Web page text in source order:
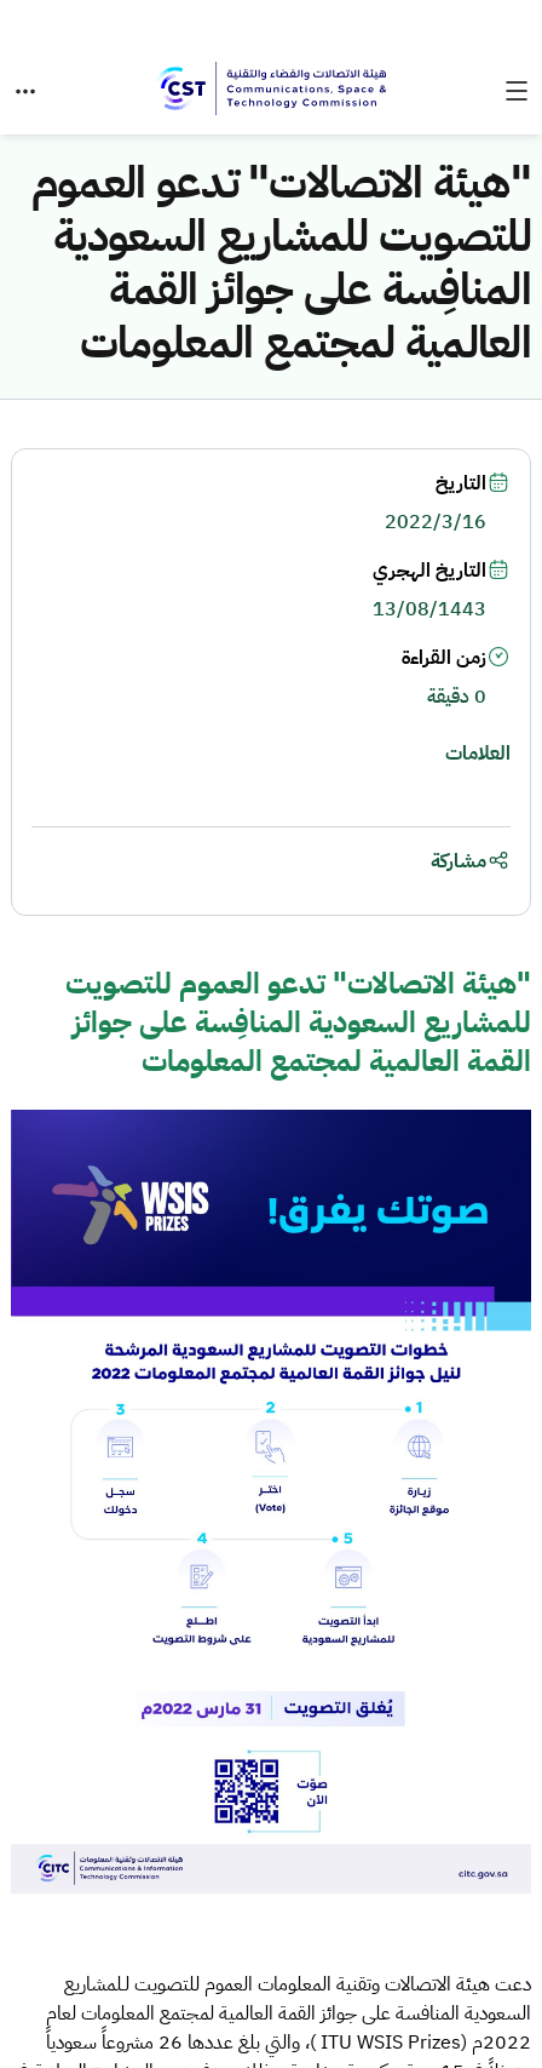
"هيئة الاتصالات" تدعو العموم
للتصويت للمشاريع السعودية
المنافِسة على جوائز القمة
العالمية لمجتمع المعلومات
"هيئة الاتصالات" تدعو العموم للتصويت
للمشاريع السعودية المنافِسة على جوائز
القمة العالمية لمجتمع المعلومات
دعت هيئة الاتصالات وتقنية المعلومات العموم للتصويت لـلمشاريع
السعودية المنافسة على جوائز القمة العالمية لمجتمع المعلومات لعام
2022م (ITU WSIS Prizes )، والتي بلغ عددها 26 مشروعاً سعودياً
التاريخ
2022/3/16
التاريخ الهجري
13/08/1443
زمن القراءة
0 دقيقة
العلامات
مشاركة